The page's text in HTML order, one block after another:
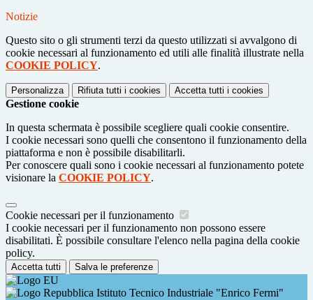
Notizie
Questo sito o gli strumenti terzi da questo utilizzati si avvalgono di
cookie necessari al funzionamento ed utili alle finalità illustrate nella
COOKIE POLICY.
Personalizza Rifiuta tutti i cookies Accetta tutti i cookies
Gestione cookie
In questa schermata è possibile scegliere quali cookie consentire.
I cookie necessari sono quelli che consentono il funzionamento della
piattaforma e non è possibile disabilitarli.
Per conoscere quali sono i cookie necessari al funzionamento potete
visionare la COOKIE POLICY.
Cookie necessari per il funzionamento
I cookie necessari per il funzionamento non possono essere
disabilitati. È possibile consultare l'elenco nella pagina della cookie
policy.
Accetta tutti Salva le preferenze
Istituto Tecnico Industriale "Enrico Fermi"